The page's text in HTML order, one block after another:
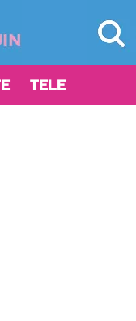
TELE